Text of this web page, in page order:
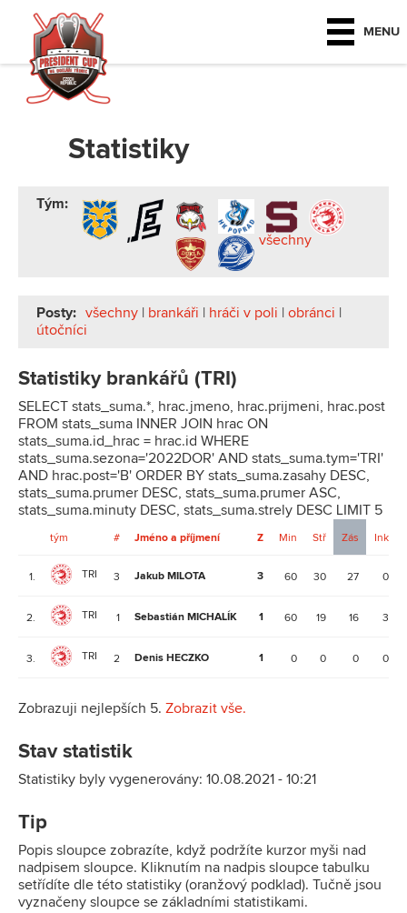
MENU
Statistiky
Tým:
všechny
Posty: všechny | brankáři | hráči v poli | obránci |
útočníci
Statistiky brankářů (TRI)
SELECT stats_suma.*, hrac.jmeno, hrac.prijmeni, hrac.post
FROM stats_suma INNER JOIN hrac ON
stats_suma.id_hrac = hrac.id WHERE
stats_suma.sezona='2022DOR' AND stats_suma.tym='TRI'
AND hrac.post='B' ORDER BY stats_suma.zasahy DESC,
stats_suma.prumer DESC, stats_suma.prumer ASC,
stats_suma.minuty DESC, stats_suma.strely DESC LIMIT 5
tým # Jméno a příjmení Z Min Stř Zás Ink
1. TRI 3 Jakub MILOTA 3 60 30 27 0
2. TRI 1 Sebastián MICHALÍK 1 60 19 16 3
3. TRI 2 Denis HECZKO 1 0 0 0 0
Zobrazuji nejlepších 5. Zobrazit vše.
Stav statistik
Statistiky byly vygenerovány: 10.08.2021 - 10:21
Tip
Popis sloupce zobrazíte, když podržíte kurzor myši nad
nadpisem sloupce. Kliknutím na nadpis sloupce tabulku
setřídíte dle této statistiky (oranžový podklad). Tučně jsou
vyznačeny sloupce se základními statistikami.